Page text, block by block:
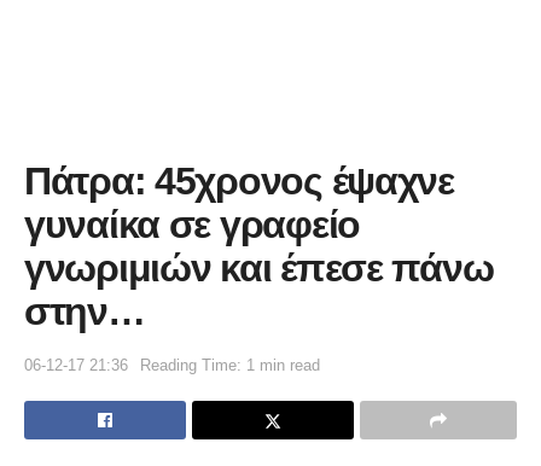
Πάτρα: 45χρονος έψαχνε
γυναίκα σε γραφείο
γνωριμιών και έπεσε πάνω
στην…
06-12-17 21:36 Reading Time: 1 min read